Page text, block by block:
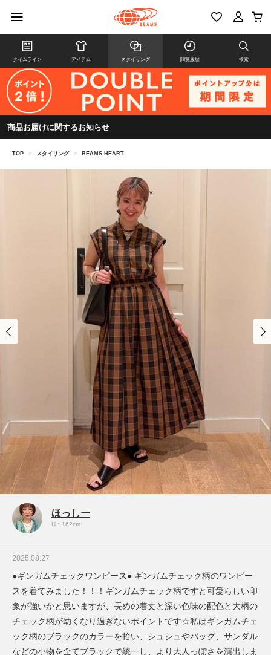
タイムライン アイテム スタイリング 閲覧履歴 検索
商品お届けに関するお知らせ
TOP > スタイリング > BEAMS HEART
ほっしー
H：162cm
2025.08.27
●ギンガムチェックワンピース● ギンガムチェック柄のワンピー
スを着てみました！！！ギンガムチェック柄ですと可愛らしい印
象が強いかと思いますが、長めの着丈と深い色味の配色と大柄の
チェック柄が幼くなり過ぎないポイントです☆私はギンガムチェ
ック柄のブラックのカラーを拾い、シュシュやバッグ、サンダル
などの小物を全てブラックで統一し、より大人っぽさを演出しま